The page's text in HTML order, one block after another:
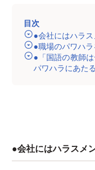
目次
●会社にはハラ
●職場のパワハ
●「国語の教師
パワハラにあた
●会社にはハラスメ